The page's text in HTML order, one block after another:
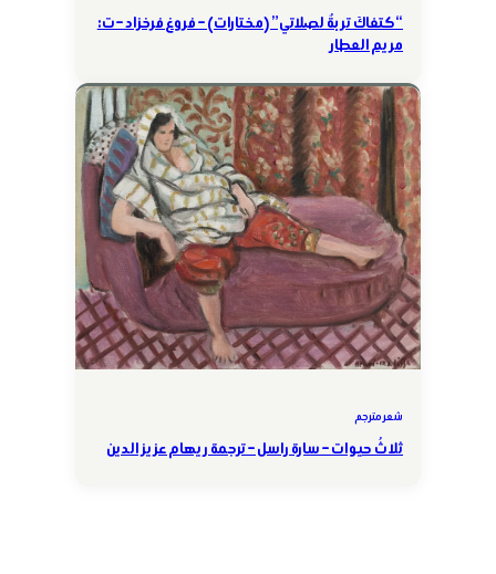
“كتفاكَ تربةٌ لصلاتي” (مختارات) – فروغ فرخزاد – ت:
مريم العطار
شعر مترجم
ثلاثُ حيوات – سارة راسل – ترجمة ريهام عزيز الدين